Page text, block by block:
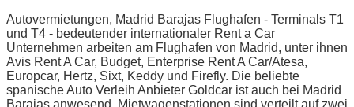
Autovermietungen, Madrid Barajas Flughafen - Terminals T1
und T4 - bedeutender internationaler Rent a Car
Unternehmen arbeiten am Flughafen von Madrid, unter ihnen
Avis Rent A Car, Budget, Enterprise Rent A Car/Atesa,
Europcar, Hertz, Sixt, Keddy und Firefly. Die beliebte
spanische Auto Verleih Anbieter Goldcar ist auch bei Madrid
Barajas anwesend. Mietwagenstationen sind verteilt auf zwei